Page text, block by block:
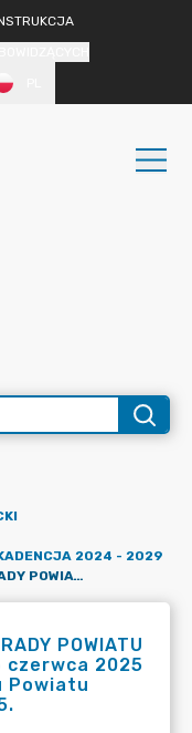
2024 - 2029
UCHWAŁA NR XX/108/2025 RADY POWIATU ZGORZELECKIEGO Z DNIA 26 CZERWCA 2025 R. W SPRAWIE ZMIAN BUDŻETU POWIATU ZGORZELECKIEGO NA ROK 2025.
POWIATU
czerwca 2025
Powiatu